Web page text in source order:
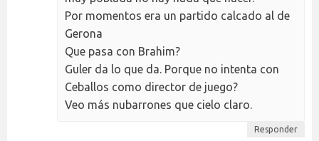
Por momentos era un partido calcado al de
Gerona
Que pasa con Brahim?
Guler da lo que da. Porque no intenta con
Ceballos como director de juego?
Veo más nubarrones que cielo claro.
Responder